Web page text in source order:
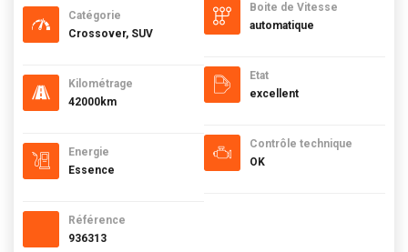
Catégorie
Crossover, SUV
Kilométrage
42000km
Energie
Essence
Référence
936313
Boite de Vitesse
automatique
Etat
excellent
Contrôle technique
OK